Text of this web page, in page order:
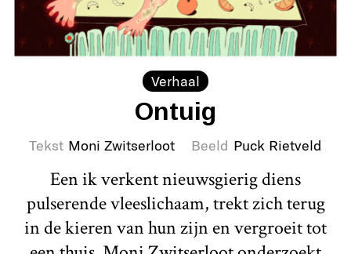
Verhaal
Ontuig
Tekst Moni Zwitserloot Beeld Puck Rietveld
Een ik verkent nieuwsgierig diens
pulserende vleeslichaam, trekt zich terug
in de kieren van hun zijn en vergroeit tot